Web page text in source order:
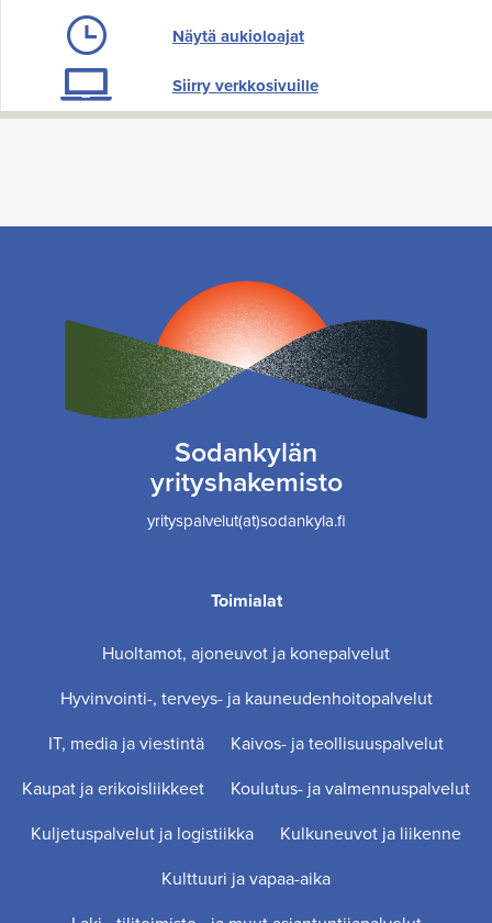
Näytä aukioloajat
Siirry verkkosivuille
Sodankylän
yrityshakemisto
yrityspalvelut(at)sodankyla.fi
Toimialat
Huoltamot, ajoneuvot ja konepalvelut
Hyvinvointi-, terveys- ja kauneudenhoitopalvelut
IT, media ja viestintä
Kaivos- ja teollisuuspalvelut
Kaupat ja erikoisliikkeet
Koulutus- ja valmennuspalvelut
Kuljetuspalvelut ja logistiikka
Kulkuneuvot ja liikenne
Kulttuuri ja vapaa-aika